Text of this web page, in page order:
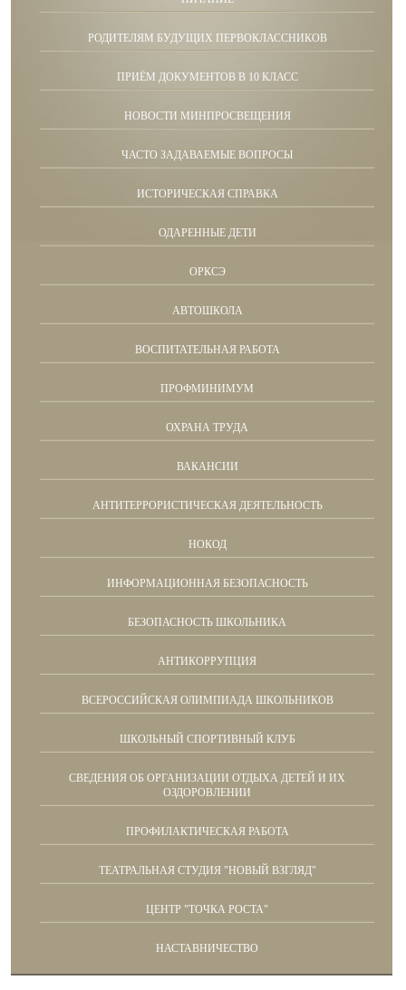
РОДИТЕЛЯМ БУДУЩИХ ПЕРВОКЛАССНИКОВ
ПРИЁМ ДОКУМЕНТОВ В 10 КЛАСС
НОВОСТИ МИНПРОСВЕЩЕНИЯ
ЧАСТО ЗАДАВАЕМЫЕ ВОПРОСЫ
ИСТОРИЧЕСКАЯ СПРАВКА
ОДАРЕННЫЕ ДЕТИ
ОРКСЭ
АВТОШКОЛА
ВОСПИТАТЕЛЬНАЯ РАБОТА
ПРОФМИНИМУМ
ОХРАНА ТРУДА
ВАКАНСИИ
АНТИТЕРРОРИСТИЧЕСКАЯ ДЕЯТЕЛЬНОСТЬ
НОКОД
ИНФОРМАЦИОННАЯ БЕЗОПАСНОСТЬ
БЕЗОПАСНОСТЬ ШКОЛЬНИКА
АНТИКОРРУПЦИЯ
ВСЕРОССИЙСКАЯ ОЛИМПИАДА ШКОЛЬНИКОВ
ШКОЛЬНЫЙ СПОРТИВНЫЙ КЛУБ
СВЕДЕНИЯ ОБ ОРГАНИЗАЦИИ ОТДЫХА ДЕТЕЙ И ИХ
ОЗДОРОВЛЕНИИ
ПРОФИЛАКТИЧЕСКАЯ РАБОТА
ТЕАТРАЛЬНАЯ СТУДИЯ "НОВЫЙ ВЗГЛЯД"
ЦЕНТР "ТОЧКА РОСТА"
НАСТАВНИЧЕСТВО